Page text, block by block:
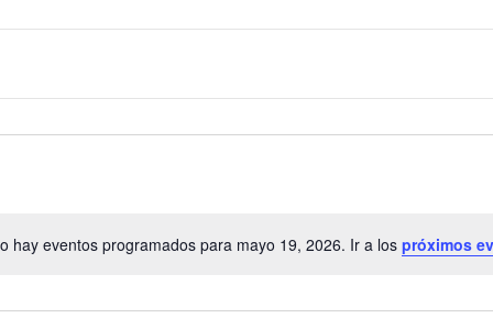
Aviso
hay eventos programados para mayo 19, 2026. Ir a los próximos